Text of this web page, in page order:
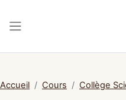
Accueil Cours Collège